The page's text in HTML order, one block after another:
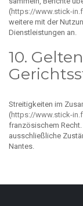
(https://www.stick-
weitere mit der
Dienstleistungen an.
10.
Streitigkeiten im
(https://www.stick-
französischem
ausschließliche
Nantes.